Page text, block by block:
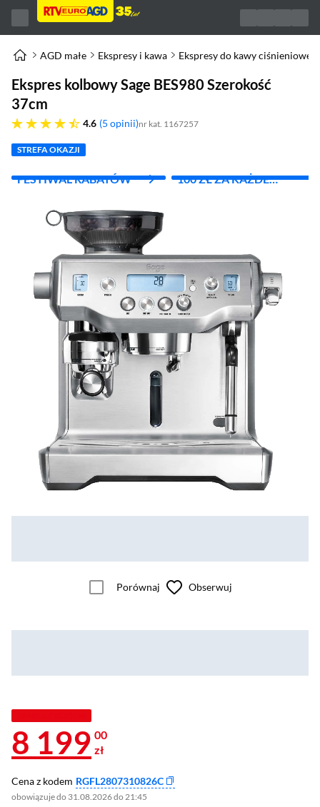
AGD małe Ekspresy i kawa Ekspresy do kawy ciśnieniowe
Ekspres kolbowy Sage BES980 Szerokość
37cm
4.6
4.6 gwiazdek 5 opinii nr kat. 1167257
STREFA OKAZJI
FESTIWAL RABATÓW
100 ZŁ ZA KAŻDE
Porównaj Obserwuj
8 199 00
zł
Cena z kodem RGFL2807310826C
obowiązuje do 31.08.2026 do 21:45